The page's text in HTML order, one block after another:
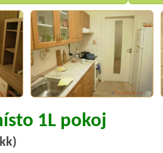
1L pokoj